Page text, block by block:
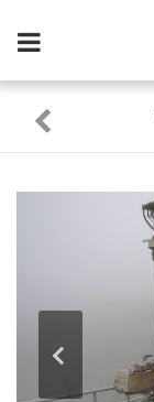
Toggle
navigation